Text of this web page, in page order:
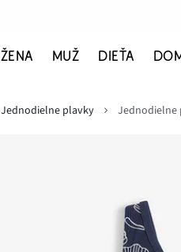
ŽENA MUŽ DIEŤA
Jednodielne plavky Jednodielne